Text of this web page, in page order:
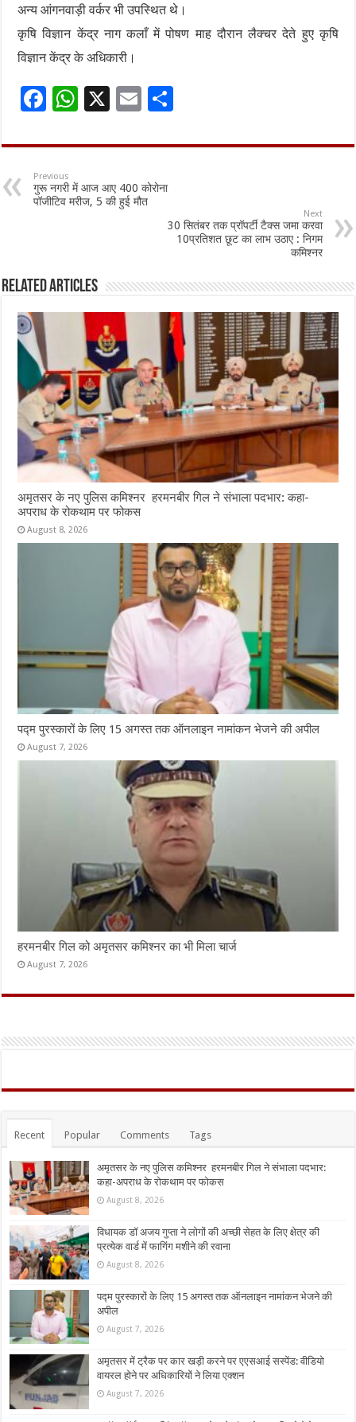
अन्य आंगनवाड़ी वर्कर भी उपस्थित थे।
कृषि विज्ञान केंद्र नाग कलाँ में पोषण माह दौरान लैक्चर देते हुए कृषि
विज्ञान केंद्र के अधिकारी।
F
e
b
o
W
at
p
X
E
ai
l
ar
Previous
गुरू नगरी में आज आए 400 कोरोना
पॉजीटिव मरीज, 5 की हुई मौत
Next
30 सितंबर तक प्रॉपर्टी टैक्स जमा करवा
10प्रतिशत छूट का लाभ उठाए : निगम
कमिश्नर
Related Articles
अमृतसर के नए पुलिस कमिश्नर हरमनबीर गिल ने संभाला पदभार: कहा-
अपराध के रोकथाम पर फोकस
August 8, 2026
पद्म पुरस्कारों के लिए 15 अगस्त तक ऑनलाइन नामांकन भेजने की अपील
August 7, 2026
हरमनबीर गिल को अमृतसर कमिश्नर का भी मिला चार्ज
August 7, 2026
Recent Popular Comments Tags
अमृतसर के नए पुलिस कमिश्नर हरमनबीर गिल ने संभाला पदभार:
कहा-अपराध के रोकथाम पर फोकस
August 8, 2026
विधायक डॉ अजय गुप्ता ने लोगों की अच्छी सेहत के लिए क्षेत्र की
प्रत्येक वार्ड में फागिंग मशीने की रवाना
August 8, 2026
पद्म पुरस्कारों के लिए 15 अगस्त तक ऑनलाइन नामांकन भेजने की
अपील
August 7, 2026
अमृतसर में ट्रैक पर कार खड़ी करने पर एएसआई सस्पेंड: वीडियो
वायरल होने पर अधिकारियों ने लिया एक्शन
August 7, 2026